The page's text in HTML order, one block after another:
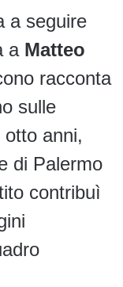
a seguire
a Matteo
racconta
sulle
anni,
di Palermo
contribuì